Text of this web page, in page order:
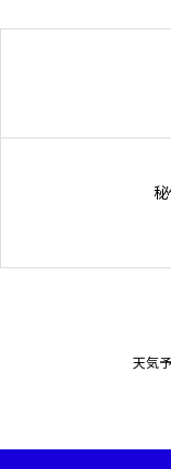
天気